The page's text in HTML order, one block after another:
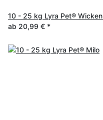
10 - 25 kg Lyra Pet® Wicken
ab 20,99 € *